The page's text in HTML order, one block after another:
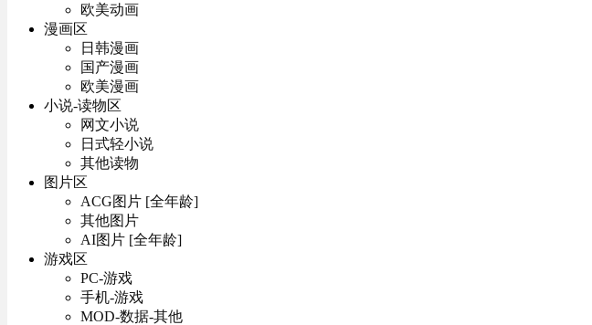
欧美动画
漫画区
日韩漫画
国产漫画
欧美漫画
小说-读物区
网文小说
日式轻小说
其他读物
图片区
ACG图片 [全年龄]
其他图片
AI图片 [全年龄]
游戏区
PC-游戏
手机-游戏
MOD-数据-其他